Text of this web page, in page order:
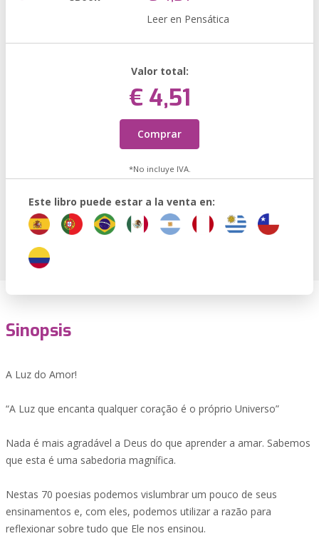
Leer en Pensática
Valor total:
€ 4,51
Comprar
*No incluye IVA.
Este libro puede estar a la venta en:
Sinopsis
A Luz do Amor!
“A Luz que encanta qualquer coração é o próprio Universo”
Nada é mais agradável a Deus do que aprender a amar. Sabemos
que esta é uma sabedoria magnífica.
Nestas 70 poesias podemos vislumbrar um pouco de seus
ensinamentos e, com eles, podemos utilizar a razão para
reflexionar sobre tudo que Ele nos ensinou.